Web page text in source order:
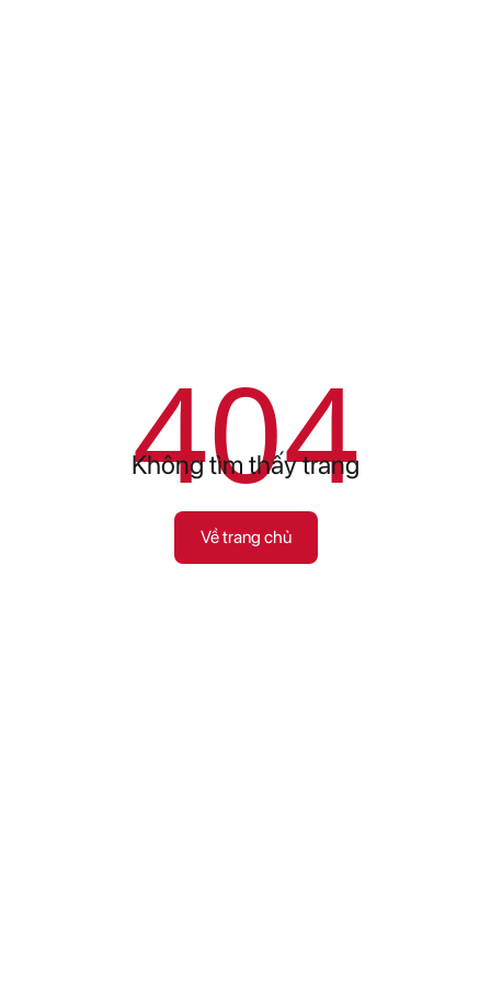
404
Không tìm thấy trang
Về trang chủ